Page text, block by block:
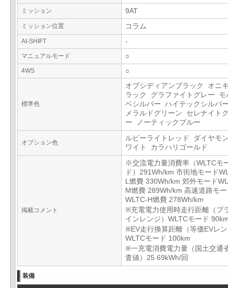
ミッション 9AT
ミッション位置 コラム
AI-SHIFT -
マニュアルモード ○
4WS ○
標準色
オブシディアンブラック オニ
ラック グラファイトグレー モ
ベシルバー ハイテックシルバ
メラルドグリーン セレナイト
ー ノーティックブルー
オプション色
ルビーライトレッド ダイヤモ
ワイト カラハリゴールド
掲載コメント
※交流電力量消費率（WLTCモ
ド）291Wh/km 市街地モード
L燃費 330Wh/km 郊外モード
M燃費 289Wh/km 高速道路モ
WLTC-H燃費 278Wh/km
※充電電力使用時走行距離（プ
インレンジ）WLTCモード
※EV走行換算距離（等価EVレ
WLTCモード 100km
※一充電消費電力量（国土交通
査値）25.69kWh/回
装備